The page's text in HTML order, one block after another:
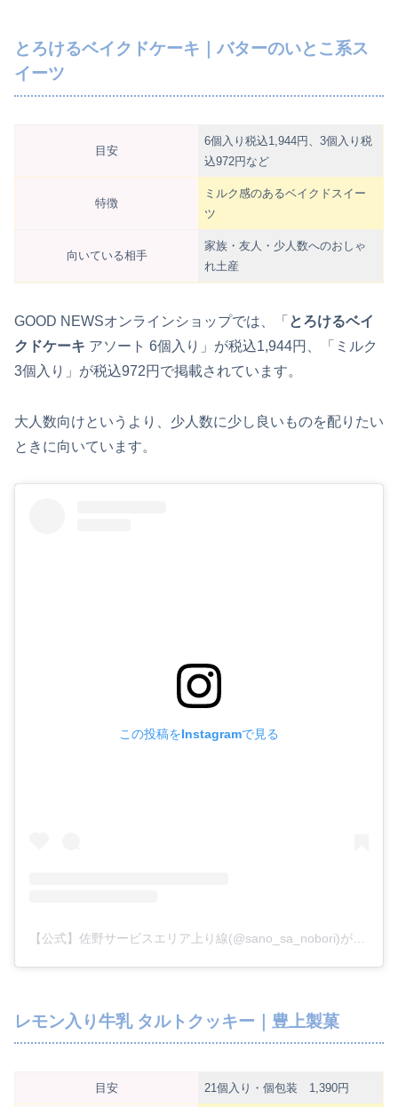
とろけるベイクドケーキ｜バターのいとこ系ス
イーツ
目安
6個入り税込1,944円、3個入り税
込972円など
特徴
ミルク感のあるベイクドスイー
ツ
向いている相手
家族・友人・少人数へのおしゃ
れ土産
GOOD NEWSオンラインショップでは、「 とろけるベイ
クドケーキ アソート 6個入り」が税込1,944円、「ミルク
3個入り」が税込972円で掲載されています。
大人数向けというより、少人数に少し良いものを配りたい
ときに向いています。
この投稿をInstagramで見る
レモン入り牛乳 タルトクッキー｜豊上製菓
目安 21個入り・個包装 1,390円